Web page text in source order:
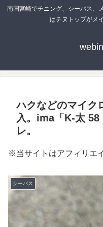
南国宮崎でチニング、シーバス、
はチヌトップがメ
ハクなどのマイク
入。ima「K-太
レ。
※当サイトはアフィリエ
シーバス